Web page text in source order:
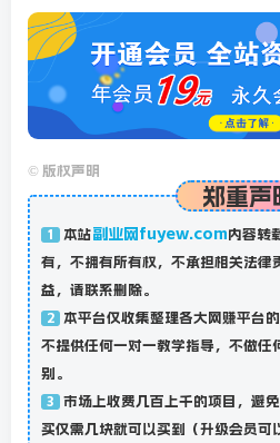
© 版权声明
郑重声
1 本站副业网fuyew.com内容转
有，不拥有所有权，不承担相关法律
益，请联系删除。
2
本平台仅收集整理各大网赚平台
不提供任何一对一教学指导，不做任
别。
3
市场上收费几百上千的项目，避
买仅需几块就可以买到（升级会员可